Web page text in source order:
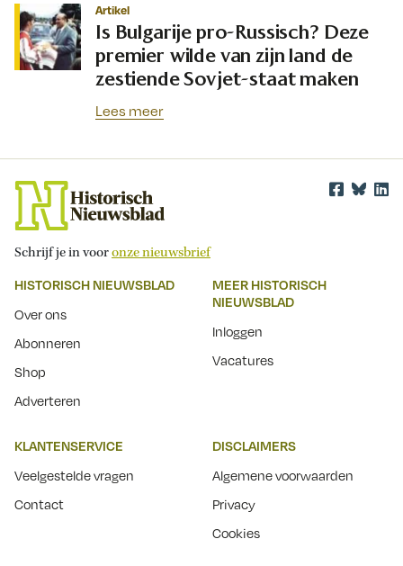
Artikel
Is Bulgarije pro-Russisch? Deze
premier wilde van zijn land de
zestiende Sovjet-staat maken
Lees meer
Schrijf je in vooronze nieuwsbrief
HISTORISCH NIEUWSBLAD
Over ons
Abonneren
Shop
Adverteren
MEER HISTORISCH
NIEUWSBLAD
Inloggen
Vacatures
KLANTENSERVICE
Veelgestelde vragen
Contact
DISCLAIMERS
Algemene voorwaarden
Privacy
Cookies